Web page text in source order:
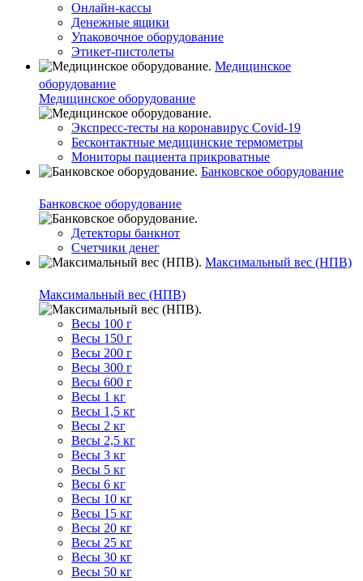
Онлайн-кассы
Денежные ящики
Упаковочное оборудование
Этикет-пистолеты
Медицинское
оборудование
Медицинское оборудование
Экспресс-тесты на коронавирус Covid-19
Бесконтактные медицинские термометры
Мониторы пациента прикроватные
Банковское оборудование
Банковское оборудование
Детекторы банкнот
Счетчики денег
Максимальный вес (НПВ)
Максимальный вес (НПВ)
Весы 100 г
Весы 150 г
Весы 200 г
Весы 300 г
Весы 600 г
Весы 1 кг
Весы 1,5 кг
Весы 2 кг
Весы 2,5 кг
Весы 3 кг
Весы 5 кг
Весы 6 кг
Весы 10 кг
Весы 15 кг
Весы 20 кг
Весы 25 кг
Весы 30 кг
Весы 50 кг